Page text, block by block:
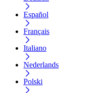
Español
Français
Italiano
Nederlands
Polski